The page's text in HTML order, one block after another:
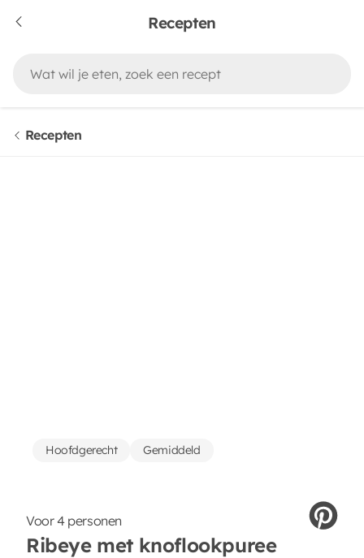
Recepten
Recepten
Voor 4 personen
Ribeye met knoflookpuree
Hoofdgerecht Gemiddeld